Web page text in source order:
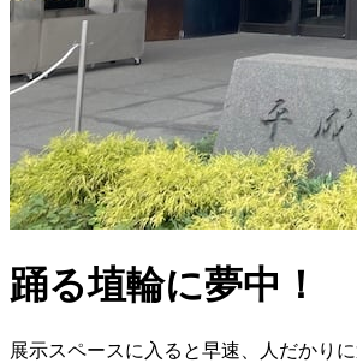
踊る埴輪に夢中！
展示スペースに入ると早速、人だかり